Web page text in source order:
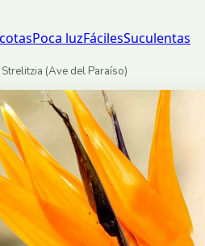
Poca luzFácilesSuculentas
Strelitzia (Ave del Paraíso)